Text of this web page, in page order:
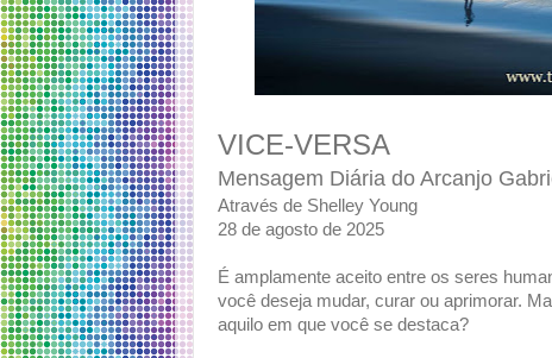
VICE-VERSA
Mensagem Diária do Arcanjo
Através de Shelley Young
28 de agosto de 2025
É amplamente aceito entre os seres
você deseja mudar, curar ou aprimorar.
aquilo em que você se destaca?